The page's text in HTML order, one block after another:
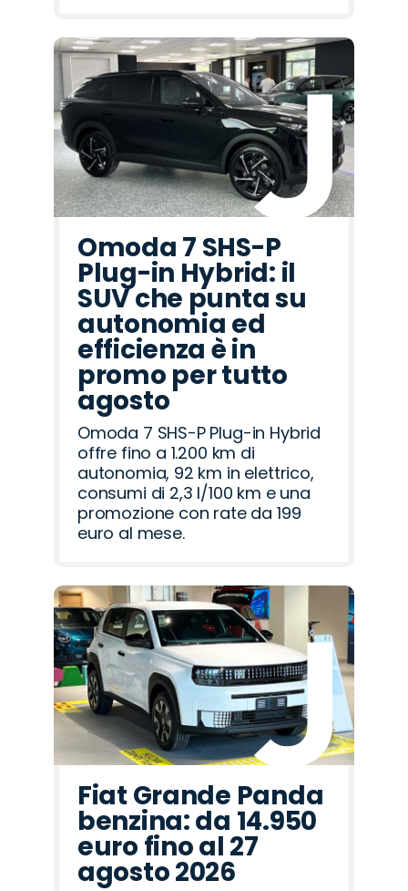
Omoda 7 SHS-P
Plug-in Hybrid: il
SUV che punta su
autonomia ed
efficienza è in
promo per tutto
agosto
Omoda 7 SHS-P Plug-in Hybrid
offre fino a 1.200 km di
autonomia, 92 km in elettrico,
consumi di 2,3 l/100 km e una
promozione con rate da 199
euro al mese.
Fiat Grande Panda
benzina: da 14.950
euro fino al 27
agosto 2026